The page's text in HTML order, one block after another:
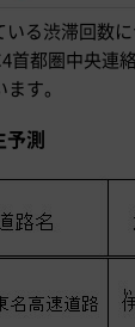
る渋滞回数
首都圏中央
す。
予測